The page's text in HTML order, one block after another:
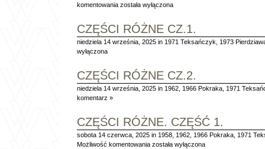
komentowania Veterama
inne
zakupy
została wyłączona
CZĘŚCI RÓŻNE CZ.1.
niedziela 14 września, 2025 in 1971 Teksańczyk, 1973
wyłączona
CZĘŚCI RÓŻNE CZ.2.
niedziela 14 września, 2025 in 1962, 1966 Pokraka, 1971
komentarz »
CZĘŚCI RÓŻNE. CZĘŚĆ 1.
sobota 14 czerwca, 2025 in 1958, 1962, 1966 Pokraka, 1971
Możliwość komentowania Części
została wyłączona